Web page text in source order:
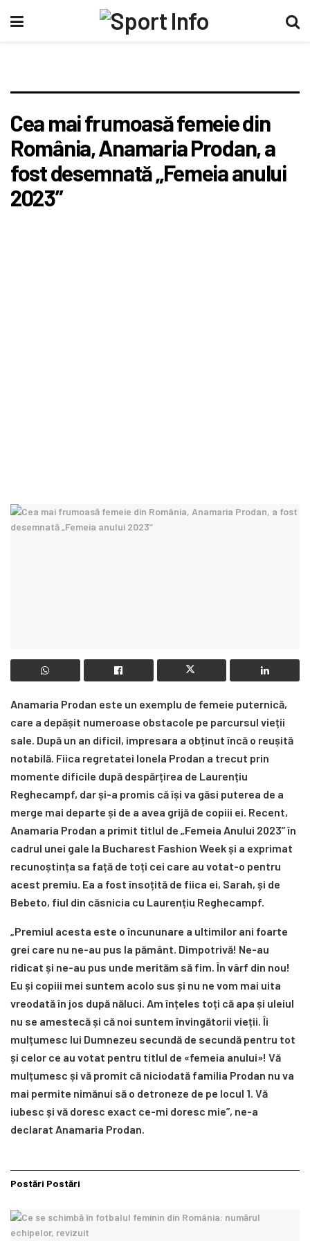
Cea mai frumoasă femeie din
România, Anamaria Prodan, a
fost desemnată „Femeia anului
2023”
Anamaria Prodan este un exemplu de femeie puternică,
care a depășit numeroase obstacole pe parcursul vieții
sale. După un an dificil, impresara a obținut încă o reușită
notabilă. Fiica regretatei Ionela Prodan a trecut prin
momente dificile după despărțirea de Laurențiu
Reghecampf, dar și-a promis că își va găsi puterea de a
merge mai departe și de a avea grijă de copiii ei. Recent,
Anamaria Prodan a primit titlul de „Femeia Anului 2023” în
cadrul unei gale la Bucharest Fashion Week și a exprimat
recunoștința sa față de toți cei care au votat-o pentru
acest premiu. Ea a fost însoțită de fiica ei, Sarah, și de
Bebeto, fiul din căsnicia cu Laurențiu Reghecampf.
„Premiul acesta este o încununare a ultimilor ani foarte
grei care nu ne-au pus la pământ. Dimpotrivă! Ne-au
ridicat și ne-au pus unde merităm să fim. În vârf din nou!
Eu și copiii mei suntem acolo sus și nu ne vom mai uita
vreodată în jos după năluci. Am înțeles toți că apa și uleiul
nu se amestecă și că noi suntem învingătorii vieții. Îi
mulțumesc lui Dumnezeu secundă de secundă pentru tot
și celor ce au votat pentru titlul de «femeia anului»! Vă
mulțumesc și vă promit că niciodată familia Prodan nu va
mai permite nimănui să o detroneze de pe locul 1. Vă
iubesc și vă doresc exact ce-mi doresc mie”, ne-a
declarat Anamaria Prodan.
Postări Postări